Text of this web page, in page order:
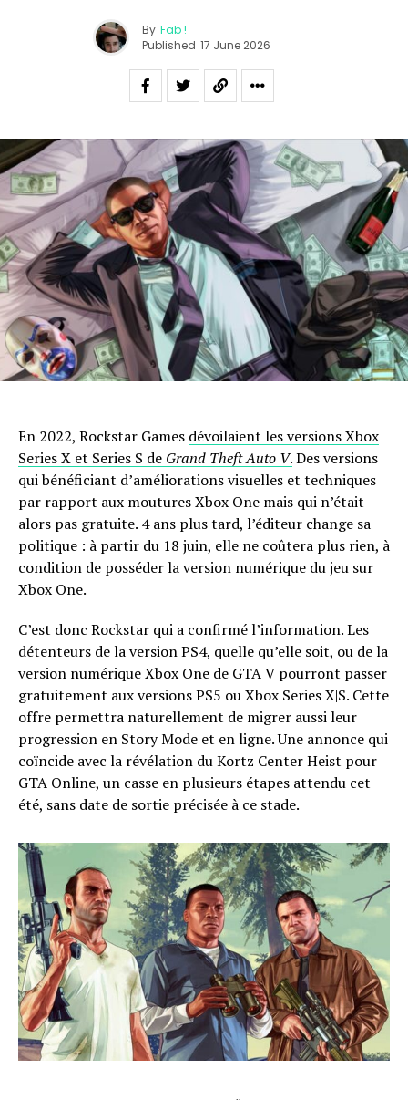
By Fab !
Published 17 June 2026
En 2022, Rockstar Games dévoilaient les versions Xbox
Series X et Series S de Grand Theft Auto V.Des versions
qui bénéficiant d’améliorations visuelles et techniques
par rapport aux moutures Xbox One mais qui n’était
alors pas gratuite. 4 ans plus tard, l’éditeur change sa
politique : à partir du 18 juin, elle ne coûtera plus rien, à
condition de posséder la version numérique du jeu sur
Xbox One.
C’est donc Rockstar qui a confirmé l’information. Les
détenteurs de la version PS4, quelle qu’elle soit, ou de la
version numérique Xbox One de GTA V pourront passer
gratuitement aux versions PS5 ou Xbox Series X|S. Cette
offre permettra naturellement de migrer aussi leur
progression en Story Mode et en ligne. Une annonce qui
coïncide avec la révélation du Kortz Center Heist pour
GTA Online, un casse en plusieurs étapes attendu cet
été, sans date de sortie précisée à ce stade.